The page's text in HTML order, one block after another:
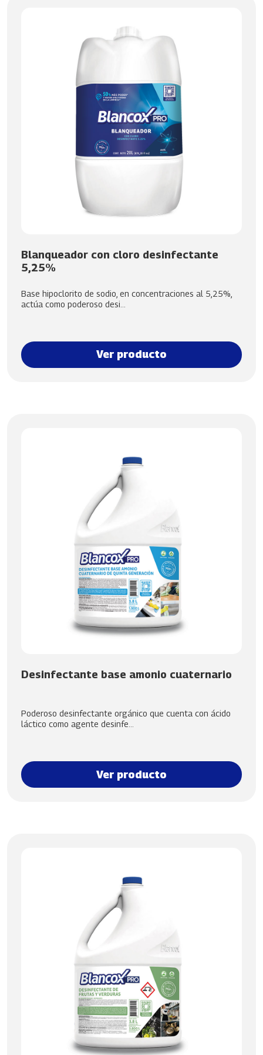
Blanqueador con cloro desinfectante
5,25%
Base hipoclorito de sodio, en concentraciones al 5,25%,
actúa como poderoso desi...
Ver producto
Desinfectante base amonio cuaternario
Poderoso desinfectante orgánico que cuenta con ácido
láctico como agente desinfe...
Ver producto